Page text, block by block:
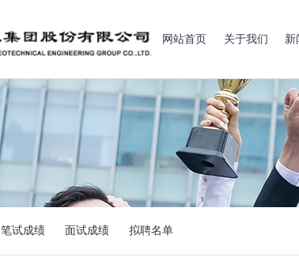
网站首页 关于我们 新
笔试成绩 面试成绩 拟聘名单